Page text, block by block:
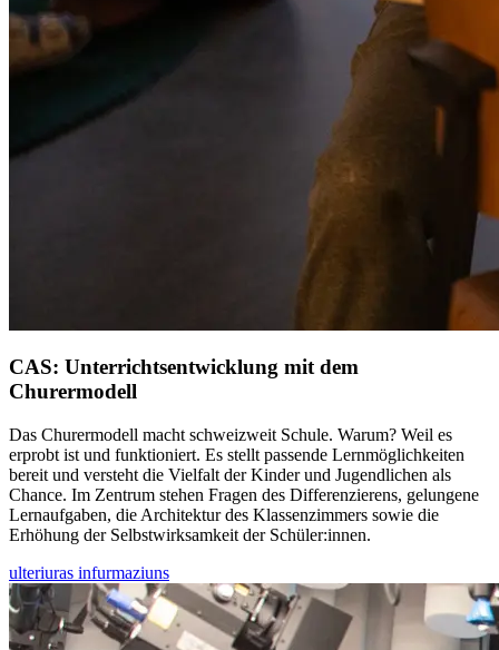
CAS: Unterrichts­entwicklung mit dem
Churermodell
Das Churermodell macht schweizweit Schule. Warum? Weil es
erprobt ist und funktioniert. Es stellt passende Lernmöglichkeiten
bereit und versteht die Vielfalt der Kinder und Jugendlichen als
Chance. Im Zentrum stehen Fragen des Differenzierens, gelungene
Lernaufgaben, die Architektur des Klassenzimmers sowie die
Erhöhung der Selbstwirksamkeit der Schüler:innen.
ulteriuras infurmaziuns